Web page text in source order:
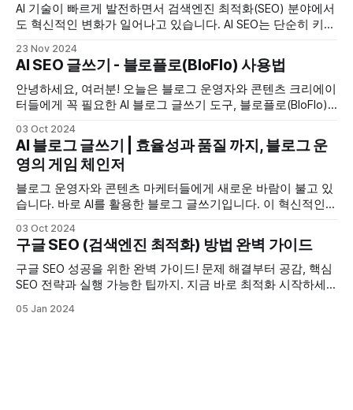
AI 기술이 빠르게 발전하면서 검색엔진 최적화(SEO) 분야에서
도 혁신적인 변화가 일어나고 있습니다. AI SEO는 단순히 키워
츠 생성 자동화 등 다양한 영역에서 SEO를 혁신하고 있습니
다. 이번 글에서는 AI SEO란 무엇인지, 어떻게 작동하는지, 그
리고 비즈니스에 주는 주요 이점에 대해 알아보겠습니다. AI
SEO (AI
23 Nov 2024
AI SEO 글쓰기 - 블로플로(BloFlo) 사용법
안녕하세요, 여러분! 오늘은 블로그 운영자와 콘텐츠 크리에이
터들에게 꼭 필요한 AI 블로그 글쓰기 도구, 블로플로(BloFlo)
게 느껴지시나요? 걱정 마세요. 블로플로와 함께라면 누구나
쉽게 SEO 전문가가 될 수 있답니다! AI 검색엔진최적화(SEO)
란? 먼저, AI 검색엔진최적화(SEO)에 대해 정의해보겠습니다.
AI 검색엔진최적화(SEO)란
03 Oct 2024
AI 블로그 글쓰기 | 효율성과 품질 까지, 블로그 운
영의 게임 체인저
블로그 운영자와 콘텐츠 마케터들에게 새로운 바람이 불고 있
습니다. 바로 AI를 활용한 블로그 글쓰기입니다. 이 혁신적인
하지만 AI 글쓰기가 정확히 무엇이고, 어떻게 활용해야 할까
요? 이 글에서는 블로그 AI 글쓰기의 모든 것을 상세히 알아보
겠습니다. AI 블로그 글쓰기란? AI 블로그 글쓰기는 인공지능
기술을 활용하여 블로그 콘텐츠를
03 Oct 2024
구글 SEO (검색엔진 최적화) 방법 완벽 가이드
구글 SEO 성공을 위한 완벽 가이드! 문제 해결부터 공감, 핵심
SEO 전략과 실행 가능한 팁까지. 지금 바로 최적화 시작하세
05 Jan 2024